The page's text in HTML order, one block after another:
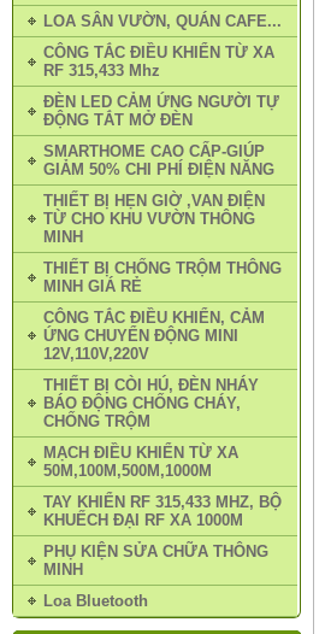
LOA SÂN VƯỜN, QUÁN CAFE...
CÔNG TẮC ĐIỀU KHIỂN TỪ XA
RF 315,433 Mhz
ĐÈN LED CẢM ỨNG NGƯỜI TỰ
ĐỘNG TẮT MỞ ĐÈN
SMARTHOME CAO CẤP-GIÚP
GIẢM 50% CHI PHÍ ĐIỆN NĂNG
THIẾT BỊ HẸN GIỜ ,VAN ĐIỆN
TỪ CHO KHU VƯỜN THÔNG
MINH
THIẾT BỊ CHỐNG TRỘM THÔNG
MINH GIÁ RẺ
CÔNG TẮC ĐIỀU KHIỂN, CẢM
ỨNG CHUYỂN ĐỘNG MINI
12V,110V,220V
THIẾT BỊ CÒI HÚ, ĐÈN NHÁY
BÁO ĐỘNG CHỐNG CHÁY,
CHỐNG TRỘM
MẠCH ĐIỀU KHIỂN TỪ XA
50M,100M,500M,1000M
TAY KHIỂN RF 315,433 MHZ, BỘ
KHUẾCH ĐẠI RF XA 1000M
PHỤ KIỆN SỬA CHỮA THÔNG
MINH
Loa Bluetooth